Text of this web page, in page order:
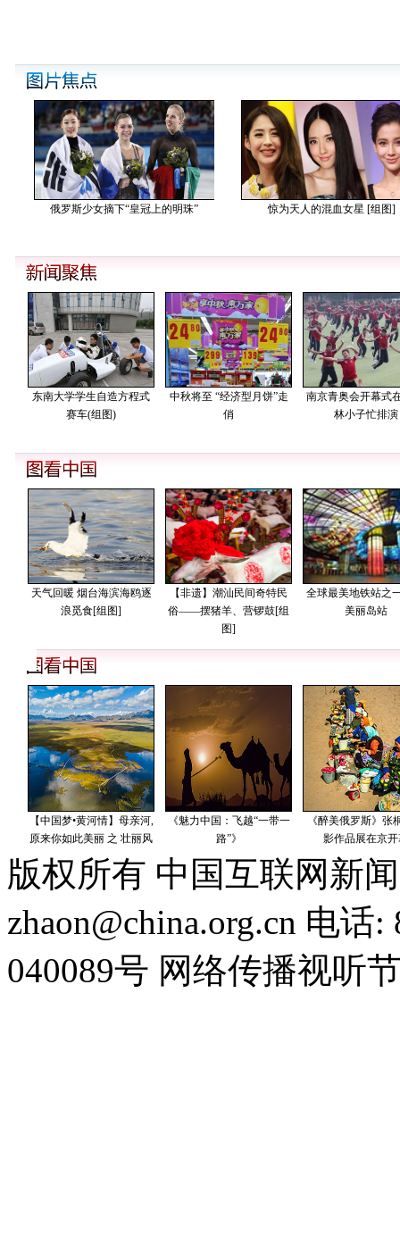
版权所有 中国互联网新
zhaon@china.org.cn 电话
040089号 网络传播视听